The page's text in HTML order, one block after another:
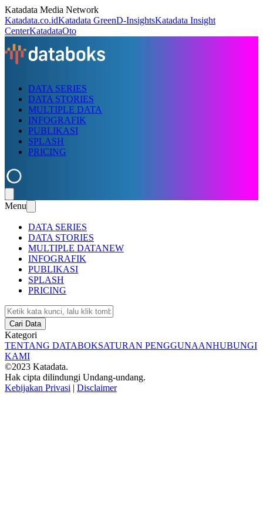
Katadata Media Network
Katadata.co.idKatadata GreenD-InsightsKatadata Insight
CenterKatadataOto
DATA SERIES
DATA STORIES
MULTIPLE DATA
INFOGRAFIK
PUBLIKASI
SPLASH
PRICING
Menu
DATA SERIES
DATA STORIES
MULTIPLE DATANEW
INFOGRAFIK
PUBLIKASI
SPLASH
PRICING
Cari Data
Kategori
TENTANG DATABOKSATURAN PENGGUNAANHUBUNGI
KAMI
©2023 Katadata.
Hak cipta dilindungi Undang-undang.
Kebijakan Privasi | Disclaimer